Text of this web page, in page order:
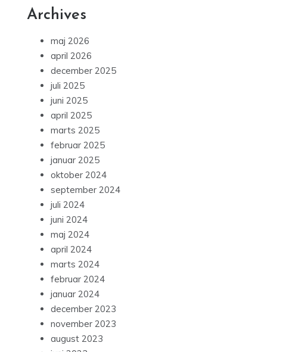
Archives
maj 2026
april 2026
december 2025
juli 2025
juni 2025
april 2025
marts 2025
februar 2025
januar 2025
oktober 2024
september 2024
juli 2024
juni 2024
maj 2024
april 2024
marts 2024
februar 2024
januar 2024
december 2023
november 2023
august 2023